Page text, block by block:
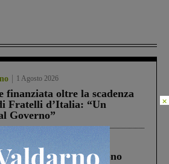
1 Agosto 2026
finanziata oltre la scadenza
Fratelli d’Italia: “Un
Governo”
in A1 in cui morirono
×